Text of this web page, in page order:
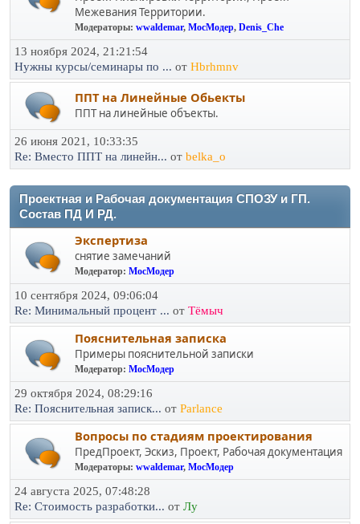
Межевания Территории.
Модераторы: wwaldemar, МосМодер, Denis_Che
13 ноября 2024, 21:21:54
Нужны курсы/семинары по ... от Hbrhmnv
ППТ на Линейные Обьекты
ППТ на линейные объекты.
26 июня 2021, 10:33:35
Re: Вместо ППТ на линейн... от belka_o
Проектная и Рабочая документация СПОЗУ и ГП.
Состав ПД И РД.
Экспертиза
снятие замечаний
Модератор: МосМодер
10 сентября 2024, 09:06:04
Re: Минимальный процент ... от Тёмыч
Пояснительная записка
Примеры пояснительной записки
Модератор: МосМодер
29 октября 2024, 08:29:16
Re: Пояснительная записк... от Parlance
Вопросы по стадиям проектирования
ПредПроект, Эскиз, Проект, Рабочая документация
Модераторы: wwaldemar, МосМодер
24 августа 2025, 07:48:28
Re: Стоимость разработки... от Лу